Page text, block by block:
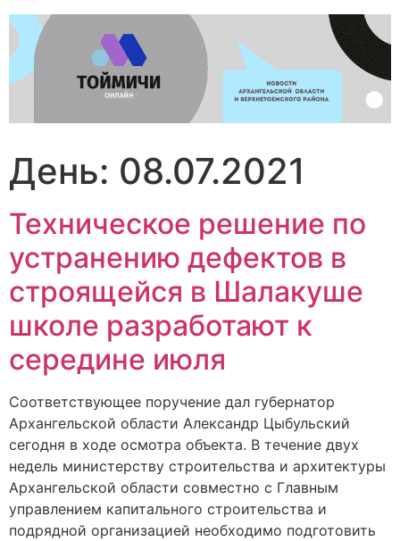
Перейти
содержимому
День: 08.07.2021
Техническое решение по
устранению дефектов в
строящейся в Шалакуше
школе разработают к
середине июля
Соответствующее поручение дал губернатор
Архангельской области Александр Цыбульский
сегодня в ходе осмотра объекта. В течение двух
недель министерству строительства и архитектуры
Архангельской области совместно с Главным
управлением капитального строительства и
подрядной организацией необходимо подготовить